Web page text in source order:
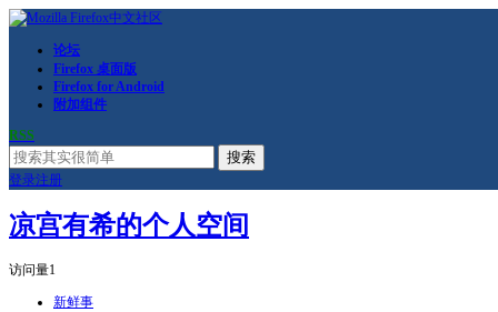
论坛
Firefox 桌面版
Firefox for Android
附加组件
RSS
搜索
登录注册
凉宫有希的个人空间
访问量1
新鲜事